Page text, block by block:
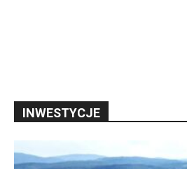
INWESTYCJE